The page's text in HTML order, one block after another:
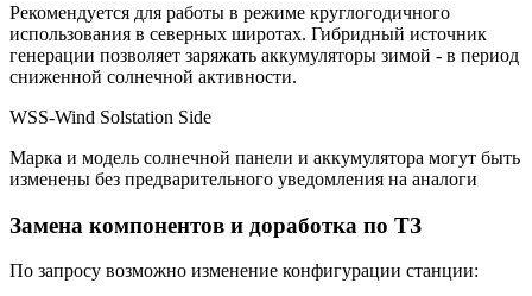
Рекомендуется для работы в режиме круглогодичного
использования в северных широтах. Гибридный источник
генерации позволяет заряжать аккумуляторы зимой - в период
сниженной солнечной активности.
WSS-Wind Solstation Side
Марка и модель солнечной панели и аккумулятора могут быть
изменены без предварительного уведомления на аналоги
Замена компонентов и доработка по ТЗ
По запросу возможно изменение конфигурации станции: